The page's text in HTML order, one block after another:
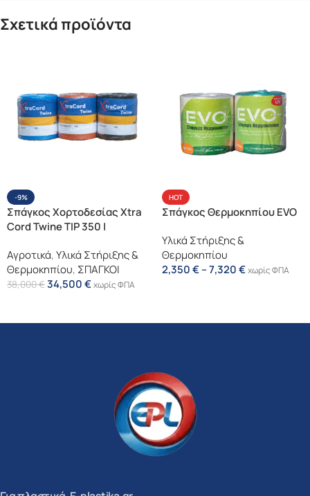
Σχετικά προϊόντα
-9%
Σπάγκος Χορτοδεσίας Xtra
Cord Twine TIP 350 |
Αγροτικά,Υλικά Στήριξης &
Θερμοκηπίου, ΣΠΑΓΚΟΙ
38,000€34,500€χωρίς ΦΠΑ
HOT
Σπάγκος Θερμοκηπίου EVO
Υλικά Στήριξης &
Θερμοκηπίου
2,350€–7,320€χωρίς ΦΠΑ